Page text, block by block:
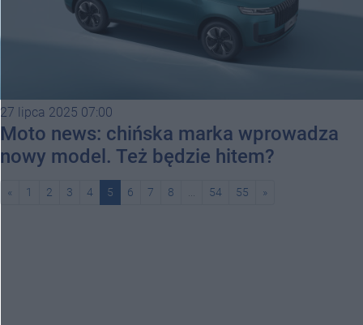
27 lipca 2025 07:00
Moto news: chińska marka wprowadza
nowy model. Też będzie hitem?
« 1 2 3 4 5 6 7 8 ... 54 55 »